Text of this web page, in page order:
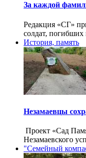
За каждой
Редакция «СГ»
солдат, погибших
История, память
Незамаевцы
Проект «Сад
Незамаевского
"Семейный